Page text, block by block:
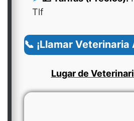
Tlf
📞 ¡Llamar Veterinaria
Lugar de